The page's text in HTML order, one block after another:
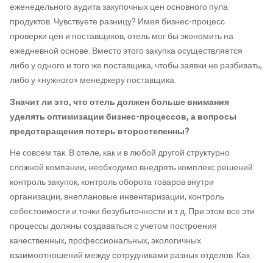
еженедельного аудита закупочных цен основного пула
продуктов. Чувствуете разницу? Имея бизнес-процесс
проверки цен и поставщиков, отель мог бы экономить на
ежедневной основе. Вместо этого закупка осуществляется
либо у одного и того же поставщика, чтобы заявки не разбивать,
либо у «нужного» менеджеру поставщика.
Значит ли это, что отель должен больше внимания
уделять оптимизации бизнес-процессов, а вопросы
предотвращения потерь второстепенны?
Не совсем так. В отеле, как и в любой другой структурно
сложной компании, необходимо внедрять комплекс решений:
контроль закупок, контроль оборота товаров внутри
организации, внеплановые инвентаризации, контроль
себестоимости и точки безубыточности и т.д. При этом все эти
процессы должны создаваться с учетом построения
качественных, профессиональных, экологичных
взаимоотношений между сотрудниками разных отделов. Как